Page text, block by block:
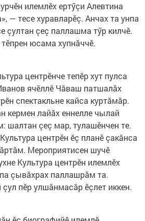
илемлӗх ертӳçи Алевтина
— тесе хуравларӗç. Анчах та унпа
çултан çеç паллашма тӳр килчӗ.
юсама хупнăччӗ.
центрӗнче тепӗр хут пулса
ячӗллӗ Чăваш патшалăх
спектакльне кайса куртăмăр.
кермен лайăх еннелле чылай
шалтан çеç мар, тулашӗнчен те.
центрӗн ӗç планӗ çакăнса
Мероприятисен шучӗ
Культура центрӗн илемлӗх
çывăхрах паллашрăм та.
пӗр улшăнмасăр ӗçлет иккен.